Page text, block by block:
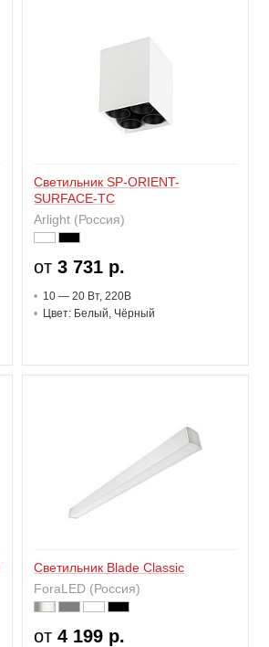
Светильник SP-ORIENT-
SURFACE-TC
Arlight (Россия)
от 3 731 р.
10 — 20 Вт, 220В
Цвет: Белый, Чёрный
Светильник Blade Classic
ForaLED (Россия)
от 4 199 р.